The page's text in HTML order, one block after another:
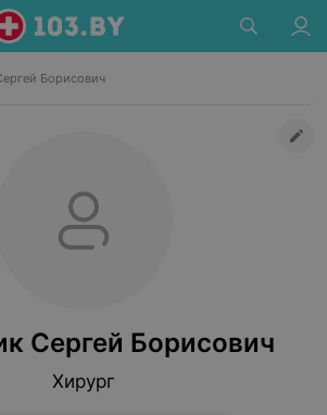
Борисович
Сергей Борисович
Хирург